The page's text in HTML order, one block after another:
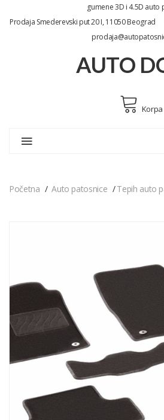
gumene 3D i 4.5D auto
Prodaja Smederevski put 20 I, 11050 Beograd
AUTO
Korpa
Početna Auto patosnice Tepih auto